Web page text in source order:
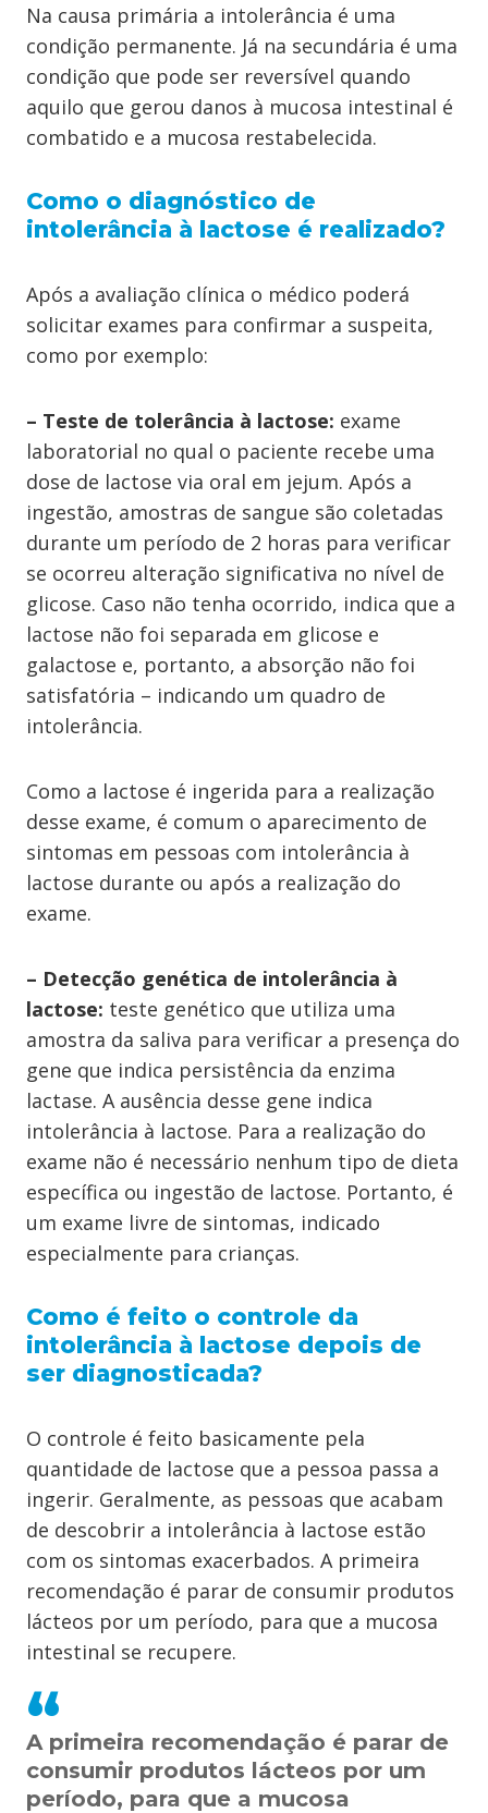
Na causa primária a intolerância é uma
condição permanente. Já na secundária é uma
condição que pode ser reversível quando
aquilo que gerou danos à mucosa intestinal é
combatido e a mucosa restabelecida.
Como o diagnóstico de
intolerância à lactose é realizado?
Após a avaliação clínica o médico poderá
solicitar exames para confirmar a suspeita,
como por exemplo:
– Teste de tolerância à lactose: exame
laboratorial no qual o paciente recebe uma
dose de lactose via oral em jejum. Após a
ingestão, amostras de sangue são coletadas
durante um período de 2 horas para verificar
se ocorreu alteração significativa no nível de
glicose. Caso não tenha ocorrido, indica que a
lactose não foi separada em glicose e
galactose e, portanto, a absorção não foi
satisfatória – indicando um quadro de
intolerância.
Como a lactose é ingerida para a realização
desse exame, é comum o aparecimento de
sintomas em pessoas com intolerância à
lactose durante ou após a realização do
exame.
– Detecção genética de intolerância à
lactose: teste genético que utiliza uma
amostra da saliva para verificar a presença do
gene que indica persistência da enzima
lactase. A ausência desse gene indica
intolerância à lactose. Para a realização do
exame não é necessário nenhum tipo de dieta
específica ou ingestão de lactose. Portanto, é
um exame livre de sintomas, indicado
especialmente para crianças.
Como é feito o controle da
intolerância à lactose depois de
ser diagnosticada?
O controle é feito basicamente pela
quantidade de lactose que a pessoa passa a
ingerir. Geralmente, as pessoas que acabam
de descobrir a intolerância à lactose estão
com os sintomas exacerbados. A primeira
recomendação é parar de consumir produtos
lácteos por um período, para que a mucosa
intestinal se recupere.
A primeira recomendação é parar de
consumir produtos lácteos por um
período, para que a mucosa